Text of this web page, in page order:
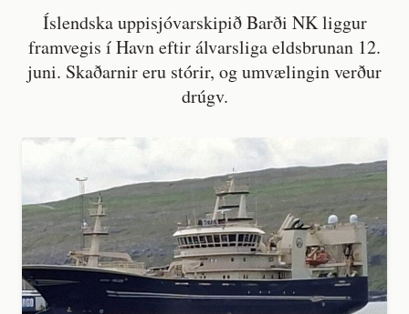
Íslendska uppisjóvarskipið Barði NK liggur
framvegis í Havn eftir álvarsliga eldsbrunan 12.
juni. Skaðarnir eru stórir, og umvælingin verður
drúgv.